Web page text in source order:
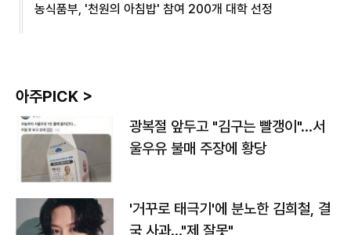
농식품부, '천원의 아침밥' 참여 200개 대학 선정
아주PICK >
광복절 앞두고 "김구는 빨갱이"…서
울우유 불매 주장에 황당
'거꾸로 태극기'에 분노한 김희철, 결
국 사과…"제 잘못"